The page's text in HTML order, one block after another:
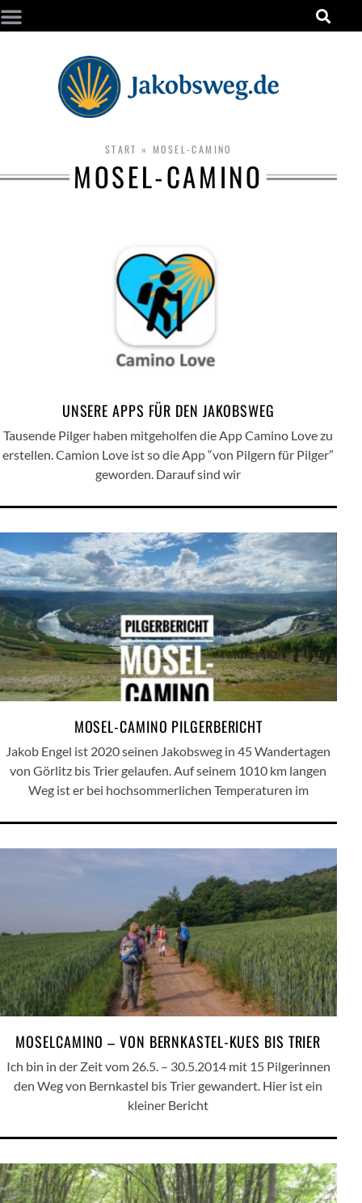
START » MOSEL-CAMINO
MOSEL-CAMINO
UNSERE APPS FÜR DEN JAKOBSWEG
Tausende Pilger haben mitgeholfen die App Camino Love zu
erstellen. Camion Love ist so die App “von Pilgern für Pilger”
geworden. Darauf sind wir
MOSEL-CAMINO PILGERBERICHT
Jakob Engel ist 2020 seinen Jakobsweg in 45 Wandertagen
von Görlitz bis Trier gelaufen. Auf seinem 1010 km langen
Weg ist er bei hochsommerlichen Temperaturen im
MOSELCAMINO – VON BERNKASTEL-KUES BIS TRIER
Ich bin in der Zeit vom 26.5. – 30.5.2014 mit 15 Pilgerinnen
den Weg von Bernkastel bis Trier gewandert. Hier ist ein
kleiner Bericht